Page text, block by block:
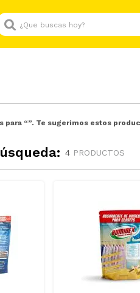
buscas hoy?
para “”. Te sugerimos estos
4 PRODUCTOS